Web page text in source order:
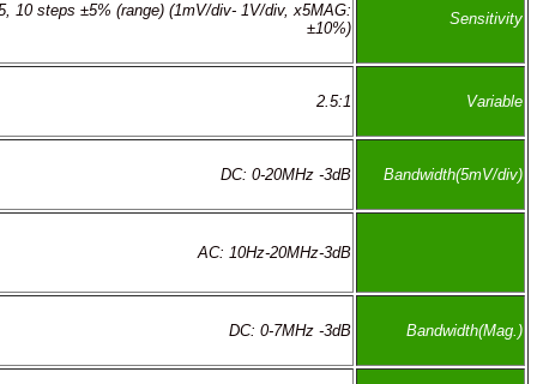
5mV/div-5V/div, 1-2-5, 10 steps ±5% (range) (1mV/div- 1V/div, x5MAG:
±10%)
2.5:1
DC: 0-20MHz -3dB
AC: 10Hz-20MHz-3dB
DC: 0-7MHz -3dB